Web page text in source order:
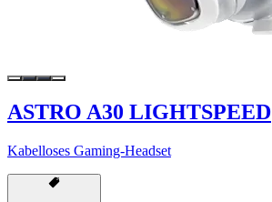
ASTRO A30 LIGHTSPEED
Kabelloses Gaming-Headset